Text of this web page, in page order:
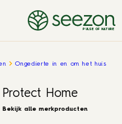
PULSE OF NATURE
Ongedierte in en om het huis
Protect Home
Bekijk alle merkproducten